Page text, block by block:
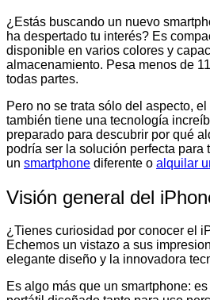
¿Estás buscando un nuevo
ha despertado tu interés? Es
disponible en varios colores y
almacenamiento. Pesa menos de
todas partes.
Pero no se trata sólo del aspecto,
también tiene una tecnología
preparado para descubrir por qué
podría ser la solución perfecta para
un smartphone diferente o alquilar
Visión general del
¿Tienes curiosidad por conocer el
Echemos un vistazo a sus
elegante diseño y la innovadora
Es algo más que un smartphone: